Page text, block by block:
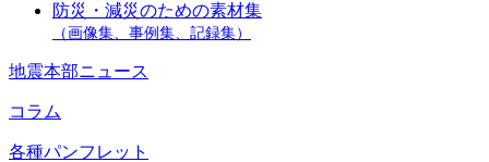
防災・減災のための素材集
（画像集、事例集、記録集）
地震本部ニュース
コラム
各種パンフレット